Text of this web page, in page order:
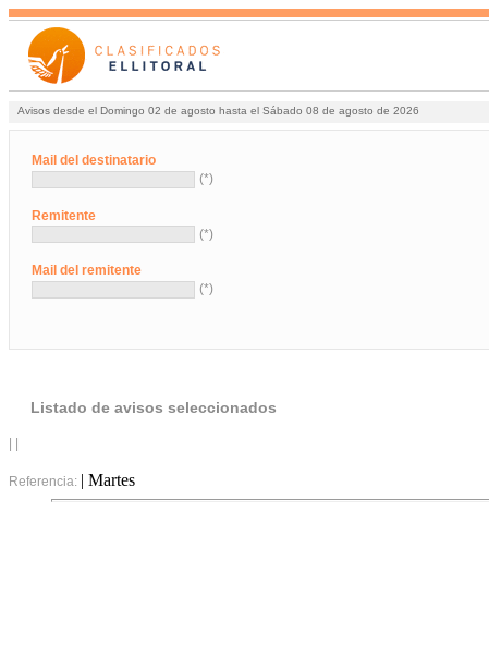
Avisos desde el Domingo 02 de agosto hasta el Sábado 08 de agosto de 2026
Mail del destinatario
(*)
Remitente
(*)
Mail del remitente
(*)
Listado de avisos seleccionados
Referencia: | Martes